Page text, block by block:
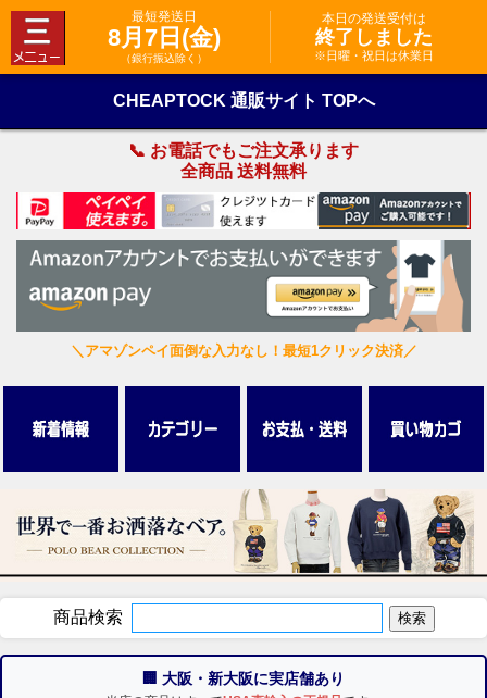
最短発送日
8月7日(金)
（銀行振込除く）
本日の発送受付は
終了しました
※日曜・祝日は休業日
CHEAPTOCK 通販サイト TOPへ
📞 お電話でもご注文承ります
全商品 送料無料
＼アマゾンペイ面倒な入力なし！最短1クリック決済／
商品検索
🏢 大阪・新大阪に実店舗あり